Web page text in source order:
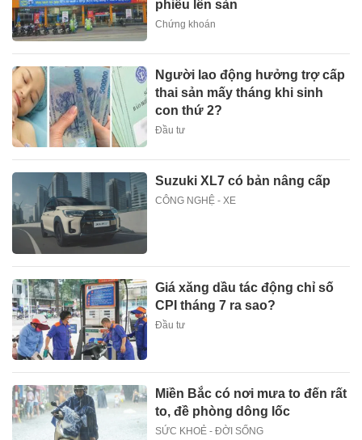
phiếu lên sàn
Chứng khoán
Người lao động hưởng trợ cấp
thai sản mấy tháng khi sinh
con thứ 2?
Đầu tư
Suzuki XL7 có bản nâng cấp
CÔNG NGHỆ - XE
Giá xăng dầu tác động chỉ số
CPI tháng 7 ra sao?
Đầu tư
Miền Bắc có nơi mưa to đến rất
to, đề phòng dông lốc
SỨC KHOẺ - ĐỜI SỐNG